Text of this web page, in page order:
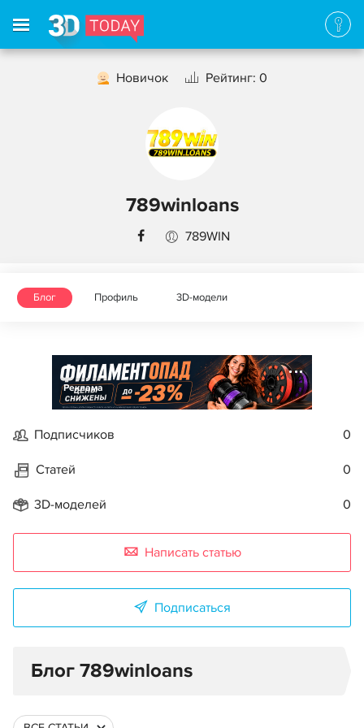
Новичок Рейтинг: 0
789winloans
789WIN
Блог Профиль 3D-модели
Реклама
Подписчиков 0
Статей 0
3D-моделей 0
Написать статью
Подписаться
Блог 789winloans